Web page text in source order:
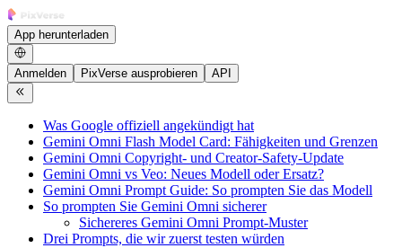
App herunterladen
Anmelden PixVerse ausprobieren API
Was Google offiziell angekündigt hat
Gemini Omni Flash Model Card: Fähigkeiten und Grenzen
Gemini Omni Copyright- und Creator-Safety-Update
Gemini Omni vs Veo: Neues Modell oder Ersatz?
Gemini Omni Prompt Guide: So prompten Sie das Modell
So prompten Sie Gemini Omni sicherer
Sichereres Gemini Omni Prompt-Muster
Drei Prompts, die wir zuerst testen würden